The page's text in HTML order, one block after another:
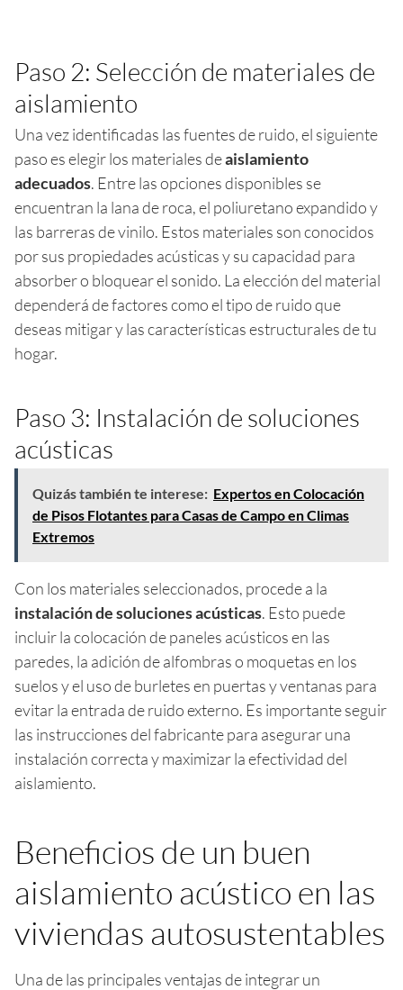
Paso 2: Selección de materiales de
aislamiento
Una vez identificadas las fuentes de ruido, el siguiente
paso es elegir los materiales deaislamiento
adecuados. Entre las opciones disponibles se
encuentran la lana de roca, el poliuretano expandido y
las barreras de vinilo. Estos materiales son conocidos
por sus propiedades acústicas y su capacidad para
absorber o bloquear el sonido. La elección del material
dependerá de factores como el tipo de ruido que
deseas mitigar y las características estructurales de tu
hogar.
Paso 3: Instalación de soluciones
acústicas
Quizás también te interese: Expertos en Colocación
de Pisos Flotantes para Casas de Campo en Climas
Extremos
Con los materiales seleccionados, procede a la
instalación de soluciones acústicas. Esto puede
incluir la colocación de paneles acústicos en las
paredes, la adición de alfombras o moquetas en los
suelos y el uso de burletes en puertas y ventanas para
evitar la entrada de ruido externo. Es importante seguir
las instrucciones del fabricante para asegurar una
instalación correcta y maximizar la efectividad del
aislamiento.
Beneficios de un buen
aislamiento acústico en las
viviendas autosustentables
Una de las principales ventajas de integrar un